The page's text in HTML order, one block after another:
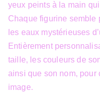
yeux peints à la main
Chaque figurine semble
les eaux mystérieuses
Entièrement
taille, les couleurs de
ainsi que son nom, pour
image.